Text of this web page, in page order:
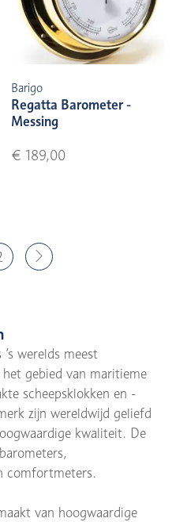
Barigo
Regatta Barometer -
Messing
€ 189,00
werelds meest
gebied van maritieme
scheepsklokken en -
zijn wereldwijd geliefd
kwaliteit. De
comfortmeters.
van hoogwaardige